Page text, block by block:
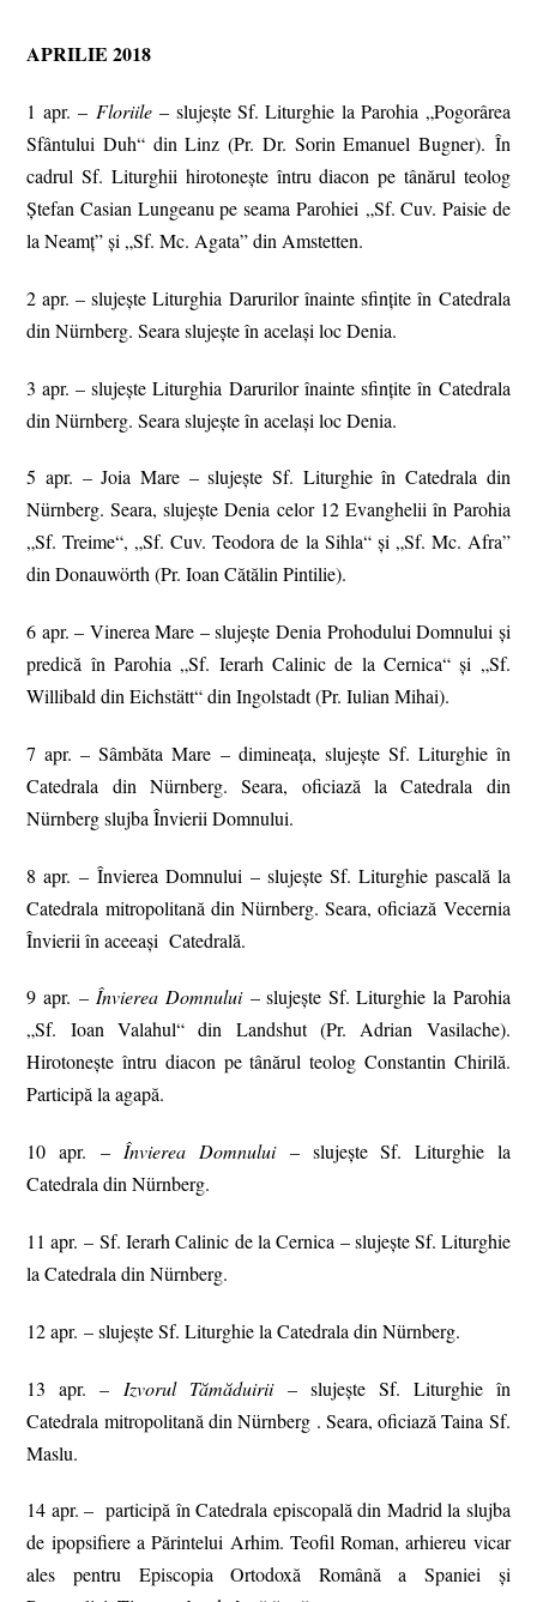
APRILIE 2018
1 apr. – Floriile– slujește Sf. Liturghie la Parohia „Pogorârea
Sfântului Duh“ din Linz (Pr. Dr. Sorin Emanuel Bugner). În
cadrul Sf. Liturghii hirotonește întru diacon pe tânărul teolog
Ștefan Casian Lungeanu pe seama Parohiei „Sf. Cuv. Paisie de
la Neamț” și „Sf. Mc. Agata” din Amstetten.
2 apr. – slujeşte Liturghia Darurilor înainte sfinţite în Catedrala
din Nürnberg. Seara slujeşte în acelaşi loc Denia.
3 apr. – slujeşte Liturghia Darurilor înainte sfinţite în Catedrala
din Nürnberg. Seara slujeşte în acelaşi loc Denia.
5 apr. – Joia Mare – slujeşte Sf. Liturghie în Catedrala din
Nürnberg. Seara, slujeşte Denia celor 12 Evanghelii în Parohia
„Sf. Treime“, „Sf. Cuv. Teodora de la Sihla“ și „Sf. Mc. Afra”
din Donauwörth (Pr. Ioan Cătălin Pintilie).
6 apr. – Vinerea Mare – slujeşte Denia Prohodului Domnului şi
predică în Parohia „Sf. Ierarh Calinic de la Cernica“ și „Sf.
Willibald din Eichstätt“ din Ingolstadt (Pr. Iulian Mihai).
7 apr. – Sâmbăta Mare – dimineața, slujește Sf. Liturghie în
Catedrala din Nürnberg. Seara, oficiază la Catedrala din
Nürnberg slujba Învierii Domnului.
8 apr. – Învierea Domnului – slujeşte Sf. Liturghie pascală la
Catedrala mitropolitană din Nürnberg. Seara, oficiază Vecernia
Învierii în aceeaşi Catedrală.
9 apr. –Învierea Domnului – slujeşte Sf. Liturghie la Parohia
„Sf. Ioan Valahul“ din Landshut (Pr. Adrian Vasilache).
Hirotonește întru diacon pe tânărul teolog Constantin Chirilă.
Participă la agapă.
10 apr. –Învierea Domnului– slujeşte Sf. Liturghie la
Catedrala din Nürnberg.
11 apr. – Sf. Ierarh Calinic de la Cernica – slujeşte Sf. Liturghie
la Catedrala din Nürnberg.
12 apr. – slujeşte Sf. Liturghie la Catedrala din Nürnberg.
13 apr. – Izvorul Tămăduirii– slujeşte Sf. Liturghie în
Catedrala mitropolitană din Nürnberg . Seara, oficiază Taina Sf.
Maslu.
14 apr. – participă în Catedrala episcopală din Madrid la slujba
de ipopsifiere a Părintelui Arhim. Teofil Roman, arhiereu vicar
ales pentru Episcopia Ortodoxă Română a Spaniei şi